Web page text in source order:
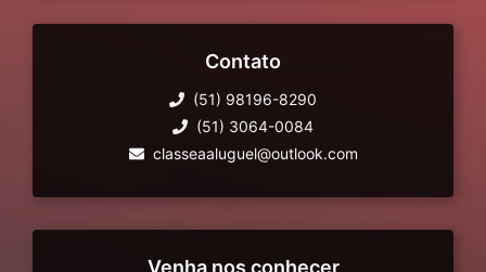
Contato
(51) 98196-8290
(51) 3064-0084
classeaaluguel@outlook.com